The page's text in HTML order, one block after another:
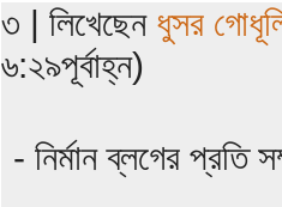
৩ | লিখেছেন ধুসর
৬:২৯পূর্বাহ্ন)
- নির্মান ব্লগের প্রতি